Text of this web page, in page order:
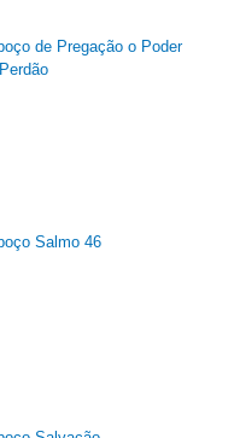
de Pregação o Poder
Salmo 46